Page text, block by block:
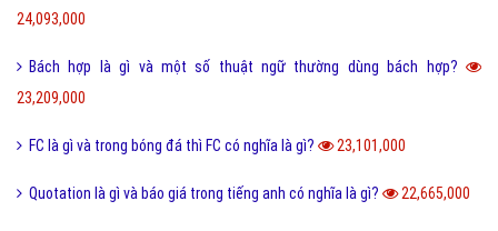
24,093,000
Bách hợp là gì và một số thuật ngữ thường dùng bách hợp?
23,209,000
FC là gì và trong bóng đá thì FC có nghĩa là gì? 23,101,000
Quotation là gì và báo giá trong tiếng anh có nghĩa là gì? 22,665,000